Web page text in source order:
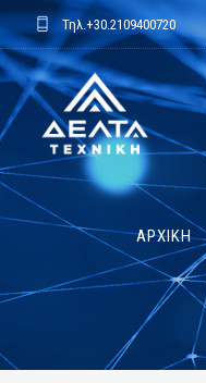
Τηλ.+30.2109400720
ΑΡΧΙΚΗ